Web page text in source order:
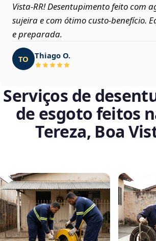
Vista‑RR! Desentupimento feito com
sujeira e com ótimo custo-benefício.
e preparada.
TO Thiago O.
Serviços de
de esgoto feitos
Tereza, Boa